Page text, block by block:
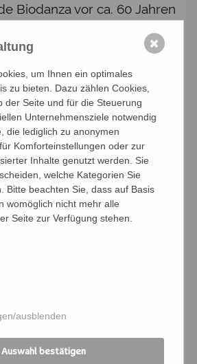
Biodanza vor ca. 60 Jahren
und Künstler.
raten wir zu einer
um mögliche
im eigenen Lebensprozess
zu können.
Uhr, Beginn 19.00 Uhr
2 Std.)
zu zweit und mit der
Musik und am
um Ihnen ein optimales
zu bieten. Dazu zählen Cookies,
der Seite und für die Steuerung
Unternehmensziele notwendig
die lediglich zu anonymen
Komforteinstellungen oder zur
Inhalte genutzt werden. Sie
welche Kategorien Sie
Bitte beachten Sie, dass auf Basis
womöglich nicht mehr alle
Seite zur Verfügung stehen.
ausblenden
Auswahl bestätigen
✖